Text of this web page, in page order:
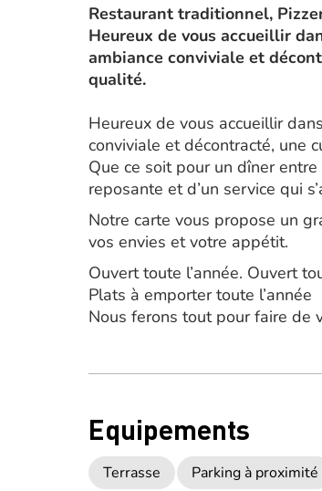
Restaurant traditionnel,
Heureux de vous accueillir
ambiance conviviale et
qualité.
Heureux de vous accueillir
conviviale et décontracté, une
Que ce soit pour un dîner
reposante et d’un service qui
Notre carte vous propose un
vos envies et votre appétit.
Ouvert toute l’année. Ouvert
Plats à emporter toute l’année
Nous ferons tout pour faire de
Equipements
Terrasse Parking à proximité